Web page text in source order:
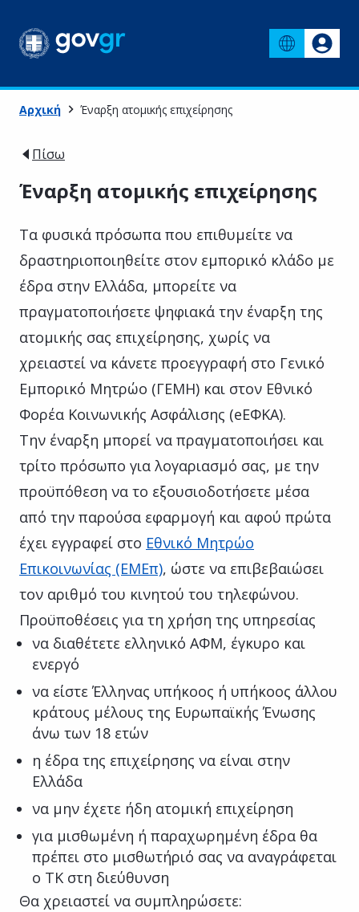
Αρχική Έναρξη ατομικής επιχείρησης
Πίσω
Έναρξη ατομικής επιχείρησης
Τα φυσικά πρόσωπα που επιθυμείτε να
δραστηριοποιηθείτε στον εμπορικό κλάδο με
έδρα στην Ελλάδα, μπορείτε να
πραγματοποιήσετε ψηφιακά την έναρξη της
ατομικής σας επιχείρησης, χωρίς να
χρειαστεί να κάνετε προεγγραφή στο Γενικό
Εμπορικό Μητρώο (ΓΕΜΗ) και στον Εθνικό
Φορέα Κοινωνικής Ασφάλισης (eΕΦΚΑ).
Την έναρξη μπορεί να πραγματοποιήσει και
τρίτο πρόσωπο για λογαριασμό σας, με την
προϋπόθεση να το εξουσιοδοτήσετε μέσα
από την παρούσα εφαρμογή και αφού πρώτα
έχει εγγραφεί στο Εθνικό Μητρώο
Επικοινωνίας (ΕΜΕπ), ώστε να επιβεβαιώσει
τον αριθμό του κινητού του τηλεφώνου.
Προϋποθέσεις για τη χρήση της υπηρεσίας
να διαθέτετε ελληνικό ΑΦΜ, έγκυρο και
ενεργό
να είστε Έλληνας υπήκοος ή υπήκοος άλλου
κράτους μέλους της Ευρωπαϊκής Ένωσης
άνω των 18 ετών
η έδρα της επιχείρησης να είναι στην
Ελλάδα
να μην έχετε ήδη ατομική επιχείρηση
για μισθωμένη ή παραχωρημένη έδρα θα
πρέπει στο μισθωτήριό σας να αναγράφεται
ο ΤΚ στη διεύθυνση
Θα χρειαστεί να συμπληρώσετε: